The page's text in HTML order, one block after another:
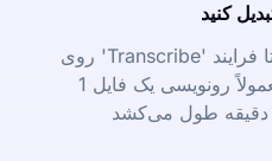
کنید
روی 'Transcribe' کلیک کنید و منتظر بمانید تا فرایند
رونویسی انجام شود. معمولاً رونویسی یک فایل 1